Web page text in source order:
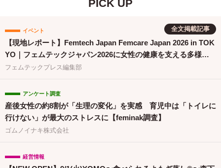
PICK UP
全文掲載記事
イベント
【現地レポート】Femtech Japan Femcare Japan 2026 in TOK
YO｜フェムテックジャパン2026に女性の健康を支える多様な
取り組みが集結
フェムテックプレス編集部
アンケート調査
産後女性の約8割が「生理の変化」を実感 育児中は「トイレに
行けない」が最大のストレスに【feminak調査】
ゴムノイナキ株式会社
経営情報